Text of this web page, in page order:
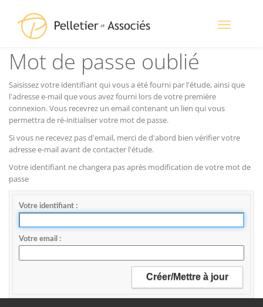
Toggle
Mot de passe oublié
Saisissez votre identifiant qui vous a été fourni par l'étude, ainsi que
l'adresse e-mail que vous avez fourni lors de votre première
connexion. Vous recevrez un email contenant un lien qui vous
permettra de ré-initialiser votre mot de passe.
Si vous ne recevez pas d'email, merci de d'abord bien vérifier votre
adresse e-mail avant de contacter l'étude.
Votre identifiant ne changera pas après modification de votre mot de
passe
Votre identifiant
Votre email